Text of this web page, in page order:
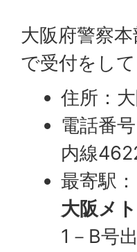
大阪府警察
で受付をして
住所：
電話番
内線
最寄駅：
大阪メ
1－B号